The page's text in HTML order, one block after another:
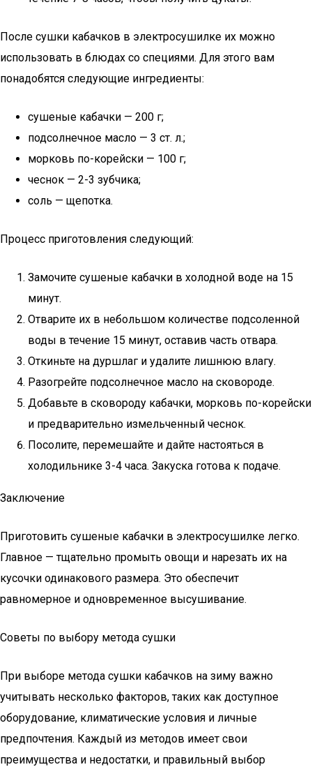
После сушки кабачков в электросушилке их можно
использовать в блюдах со специями. Для этого вам
понадобятся следующие ингредиенты:
сушеные кабачки — 200 г;
подсолнечное масло — 3 ст. л.;
морковь по-корейски — 100 г;
чеснок — 2-3 зубчика;
соль — щепотка.
Процесс приготовления следующий:
Замочите сушеные кабачки в холодной воде на 15
минут.
Отварите их в небольшом количестве подсоленной
воды в течение 15 минут, оставив часть отвара.
Откиньте на дуршлаг и удалите лишнюю влагу.
Разогрейте подсолнечное масло на сковороде.
Добавьте в сковороду кабачки, морковь по-корейски
и предварительно измельченный чеснок.
Посолите, перемешайте и дайте настояться в
холодильнике 3-4 часа. Закуска готова к подаче.
Заключение
Приготовить сушеные кабачки в электросушилке легко.
Главное — тщательно промыть овощи и нарезать их на
кусочки одинакового размера. Это обеспечит
равномерное и одновременное высушивание.
Советы по выбору метода сушки
При выборе метода сушки кабачков на зиму важно
учитывать несколько факторов, таких как доступное
оборудование, климатические условия и личные
предпочтения. Каждый из методов имеет свои
преимущества и недостатки, и правильный выбор